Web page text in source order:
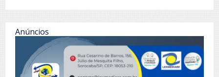
Anúncios